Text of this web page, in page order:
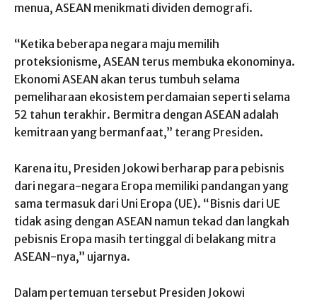
menua, ASEAN menikmati dividen demografi.
“Ketika beberapa negara maju memilih
proteksionisme, ASEAN terus membuka ekonominya.
Ekonomi ASEAN akan terus tumbuh selama
pemeliharaan ekosistem perdamaian seperti selama
52 tahun terakhir. Bermitra dengan ASEAN adalah
kemitraan yang bermanfaat,” terang Presiden.
Karena itu, Presiden Jokowi berharap para pebisnis
dari negara-negara Eropa memiliki pandangan yang
sama termasuk dari Uni Eropa (UE). “Bisnis dari UE
tidak asing dengan ASEAN namun tekad dan langkah
pebisnis Eropa masih tertinggal di belakang mitra
ASEAN-nya,” ujarnya.
Dalam pertemuan tersebut Presiden Jokowi